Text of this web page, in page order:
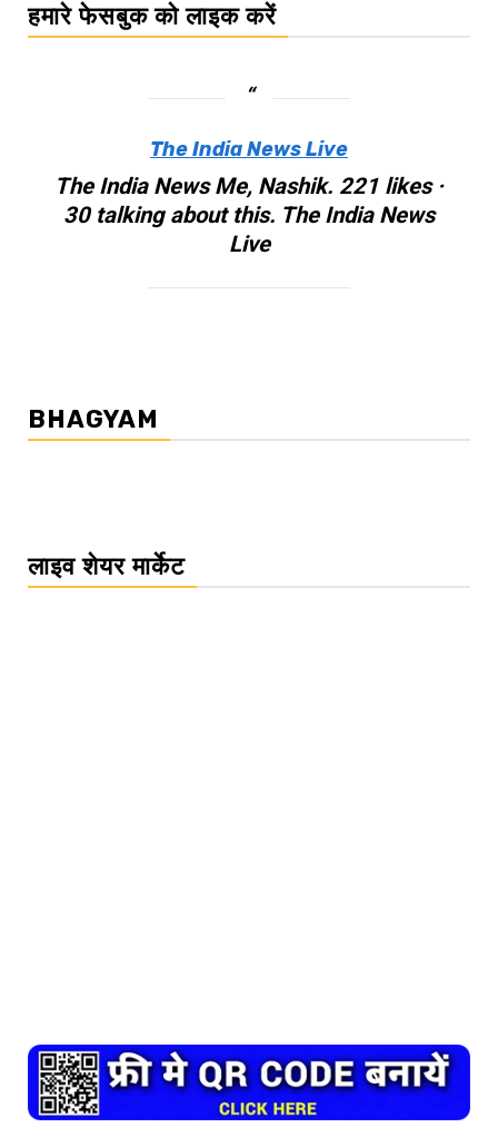
हमारे फेसबुक को लाइक करें
The India News Live
The India News Me, Nashik. 221 likes ·
30 talking about this. The India News
Live
BHAGYAM
लाइव शेयर मार्केट